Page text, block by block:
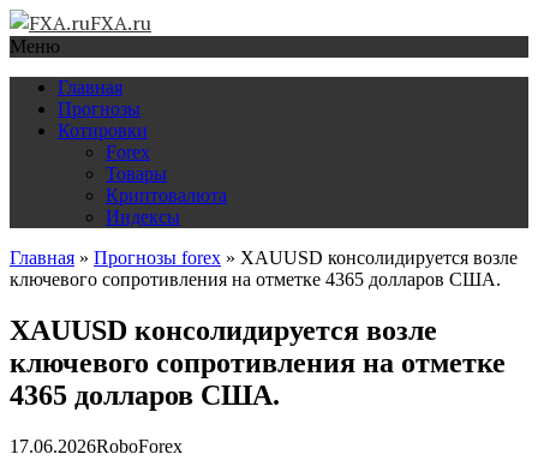
FXA.ru
Меню
Главная
Прогнозы
Котировки
Forex
Товары
Криптовалюта
Индексы
Главная » Прогнозы forex » XAUUSD консолидируется возле
ключевого сопротивления на отметке 4365 долларов США.
XAUUSD консолидируется возле
ключевого сопротивления на отметке
4365 долларов США.
17.06.2026RoboForex